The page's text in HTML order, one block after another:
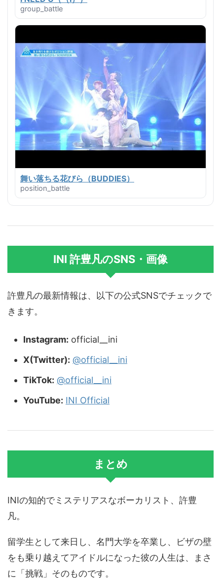
group_battle
舞い落ちる花びら（BUDDIES）
position_battle
INI 許豊凡のSNS・画像
許豊凡の最新情報は、以下の公式SNSでチェックで
きます。
Instagram: official__ini
X(Twitter): @official__ini
TikTok: @official__ini
YouTube: INI Official
まとめ
INIの知的でミステリアスなボーカリスト、許豊
凡。
留学生として来日し、名門大学を卒業し、ビザの壁
をも乗り越えてアイドルになった彼の人生は、まさ
に「挑戦」そのものです。